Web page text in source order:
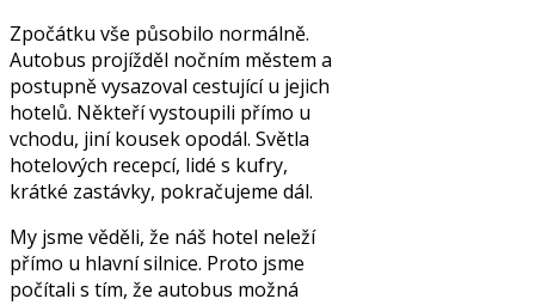
Zpočátku vše působilo normálně.
Autobus projížděl nočním městem a
postupně vysazoval cestující u jejich
hotelů. Někteří vystoupili přímo u
vchodu, jiní kousek opodál. Světla
hotelových recepcí, lidé s kufry,
krátké zastávky, pokračujeme dál.
My jsme věděli, že náš hotel neleží
přímo u hlavní silnice. Proto jsme
počítali s tím, že autobus možná